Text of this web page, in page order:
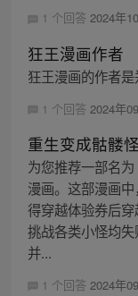
1 个回答 2024年
狂王漫画作者
狂王漫画的作者是
1 个回答 2024年
重生变成骷髅
为您推荐一部名
漫画。这部漫画
得穿越体验券后
挑战各类小怪均失
并...
1 个回答 2024年